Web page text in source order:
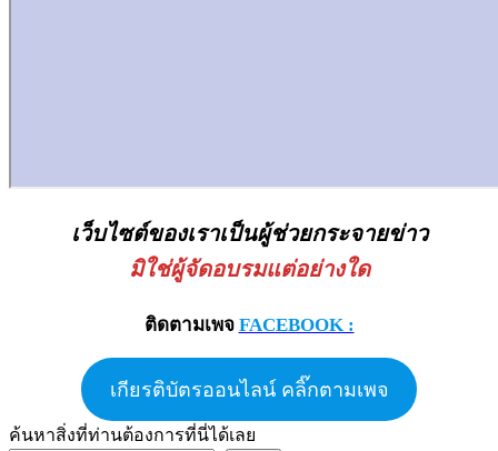
เว็บไซต์ของเราเป็นผู้ช่วยกระจายข่าว
มิใช่ผู้จัดอบรมแต่อย่างใด
ติดตามเพจ FACEBOOK :
เกียรติบัตรออนไลน์ คลิ๊กตามเพจ
ค้นหาสิ่งที่ท่านต้องการที่นี่ได้เลย